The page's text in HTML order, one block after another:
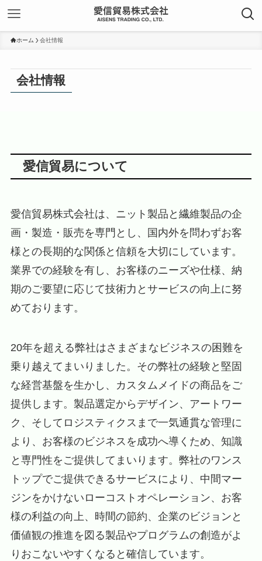
ホーム 会社情報
会社情報
愛信貿易について
愛信貿易株式会社は、ニット製品と繊維製品の企
画・製造・販売を専門とし、国内外を問わずお客
様との長期的な関係と信頼を大切にしています。
業界での経験を有し、お客様のニーズや仕様、納
期のご要望に応じて技術力とサービスの向上に努
めております。
20年を超える弊社はさまざまなビジネスの困難を
乗り越えてまいりました。その弊社の経験と堅固
な経営基盤を生かし、カスタムメイドの商品をご
提供します。製品選定からデザイン、アートワー
ク、そしてロジスティクスまで一気通貫な管理に
より、お客様のビジネスを成功へ導くため、知識
と専門性をご提供してまいります。弊社のワンス
トップでご提供できるサービスにより、中間マー
ジンをかけないローコストオペレーション、お客
様の利益の向上、時間の節約、企業のビジョンと
価値観の推進を図る製品やプログラムの創造がよ
りおこないやすくなると確信しています。